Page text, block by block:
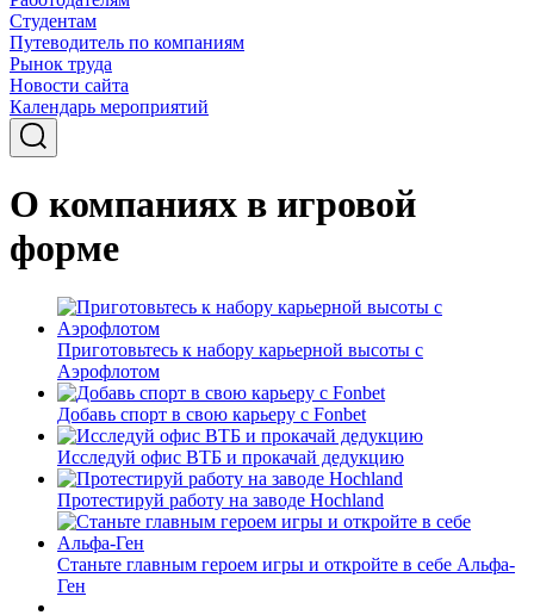
Студентам
Путеводитель по компаниям
Рынок труда
Новости сайта
Календарь мероприятий
О компаниях в игровой
форме
Приготовьтесь к набору карьерной высоты с
Аэрофлотом
Добавь спорт в свою карьеру с Fonbet
Исследуй офис ВТБ и прокачай дедукцию
Протестируй работу на заводе Hochland
Станьте главным героем игры и откройте в себе Альфа-
Ген